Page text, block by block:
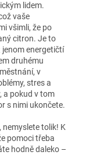
lidem.
vaše
všimli, že po
citron. Je to
jenom energetičtí
druhému
v
stres a
a pokud v tom
s nimi ukončete.
nemyslete tolik! K
pomoci třeba
hodně daleko –